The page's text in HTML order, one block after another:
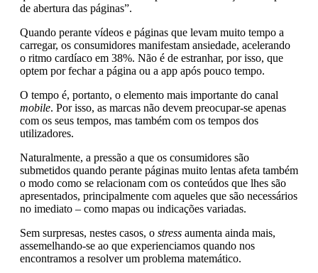
de abertura das páginas”.
Quando perante vídeos e páginas que levam muito tempo a
carregar, os consumidores manifestam ansiedade, acelerando
o ritmo cardíaco em 38%. Não é de estranhar, por isso, que
optem por fechar a página ou a app após pouco tempo.
O tempo é, portanto, o elemento mais importante do canal
mobile. Por isso, as marcas não devem preocupar-se apenas
com os seus tempos, mas também com os tempos dos
utilizadores.
Naturalmente, a pressão a que os consumidores são
submetidos quando perante páginas muito lentas afeta também
o modo como se relacionam com os conteúdos que lhes são
apresentados, principalmente com aqueles que são necessários
no imediato – como mapas ou indicações variadas.
Sem surpresas, nestes casos, o stress aumenta ainda mais,
assemelhando-se ao que experienciamos quando nos
encontramos a resolver um problema matemático.